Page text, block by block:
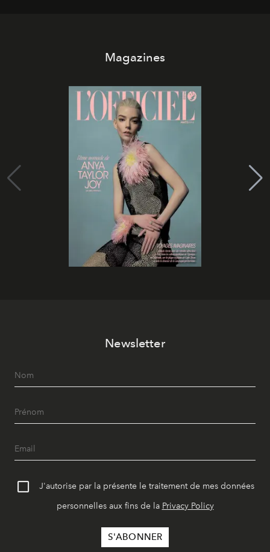
Magazines
Newsletter
J'autorise par la présente le traitement de mes données
personnelles aux fins de la Privacy Policy